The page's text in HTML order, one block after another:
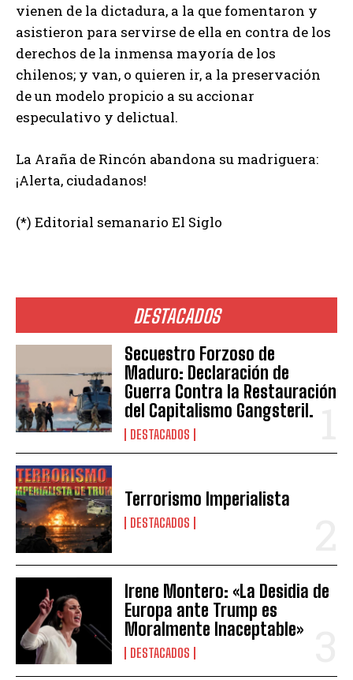
DESTACADOS
Secuestro Forzoso de
Maduro: Declaración de
Guerra Contra la Restauración
del Capitalismo Gangsteril.
DESTACADOS
Terrorismo Imperialista
DESTACADOS
Irene Montero: «La Desidia de
Europa ante Trump es
Moralmente Inaceptable»
DESTACADOS
vienen de la dictadura, a la que fomentaron y
asistieron para servirse de ella en contra de los
derechos de la inmensa mayoría de los
chilenos; y van, o quieren ir, a la preservación
de un modelo propicio a su accionar
especulativo y delictual.
La Araña de Rincón abandona su madriguera:
¡Alerta, ciudadanos!
(*) Editorial semanario El Siglo